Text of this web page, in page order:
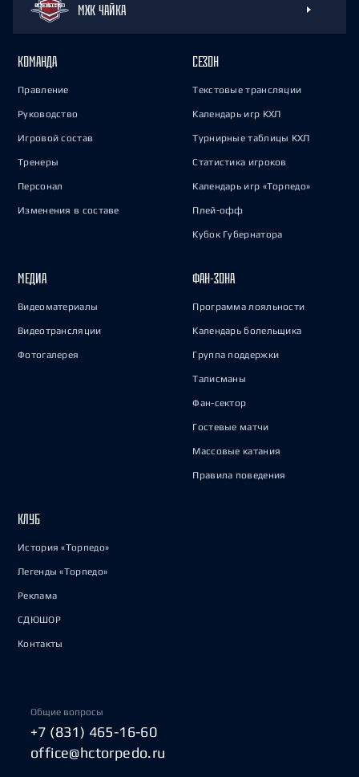
МХК ЧАЙКА
КОМАНДА
Правление
Руководство
Игровой состав
Тренеры
Персонал
Изменения в составе
СЕЗОН
Текстовые трансляции
Календарь игр КХЛ
Турнирные таблицы КХЛ
Статистика игроков
Календарь игр «Торпедо»
Плей-офф
Кубок Губернатора
МЕДИА
Видеоматериалы
Видеотрансляции
Фотогалерея
ФАН-ЗОНА
Программа лояльности
Календарь болельщика
Группа поддержки
Талисманы
Фан-сектор
Гостевые матчи
Массовые катания
Правила поведения
КЛУБ
История «Торпедо»
Легенды «Торпедо»
Реклама
СДЮШОР
Контакты
Общие вопросы
+7 (831) 465-16-60
office@hctorpedo.ru